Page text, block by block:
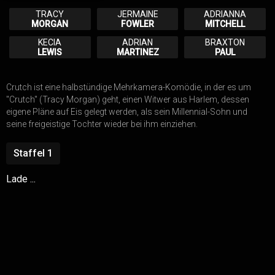
TRACY
MORGAN
JERMAINE
FOWLER
ADRIANNA
MITCHELL
KECIA
LEWIS
ADRIAN
MARTINEZ
BRAXTON
PAUL
Crutch ist eine halbstündige Mehrkamera-Komödie, in der es um
"Crutch" (Tracy Morgan) geht, einen Witwer aus Harlem, dessen
eigene Pläne auf Eis gelegt werden, als sein Millennial-Sohn und
seine freigeistige Tochter wieder bei ihm einziehen.
Staffel 1
Lade ...